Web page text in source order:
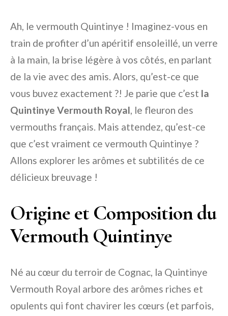
Ah, le vermouth Quintinye ! Imaginez-vous en
train de profiter d’un apéritif ensoleillé, un verre
à la main, la brise légère à vos côtés, en parlant
de la vie avec des amis. Alors, qu’est-ce que
vous buvez exactement ?! Je parie que c’est la
Quintinye Vermouth Royal, le fleuron des
vermouths français. Mais attendez, qu’est-ce
que c’est vraiment ce vermouth Quintinye ?
Allons explorer les arômes et subtilités de ce
délicieux breuvage !
Origine et Composition du
Vermouth Quintinye
Né au cœur du terroir de Cognac, la Quintinye
Vermouth Royal arbore des arômes riches et
opulents qui font chavirer les cœurs (et parfois,